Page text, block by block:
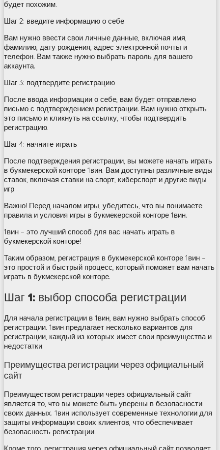
будет похожим.
Шаг 2: введите информацию о себе
Вам нужно ввести свои личные данные, включая имя,
фамилию, дату рождения, адрес электронной почты и
телефон. Вам также нужно выбрать пароль для вашего
аккаунта.
Шаг 3: подтвердите регистрацию
После ввода информации о себе, вам будет отправлено
письмо с подтверждением регистрации. Вам нужно открыть
это письмо и кликнуть на ссылку, чтобы подтвердить
регистрацию.
Шаг 4: начните играть
После подтверждения регистрации, вы можете начать играть
в букмекерской конторе 1вин. Вам доступны различные виды
ставок, включая ставки на спорт, киберспорт и другие виды
игр.
Важно! Перед началом игры, убедитесь, что вы понимаете
правила и условия игры в букмекерской конторе 1вин.
1вин – это лучший способ для вас начать играть в
букмекерской конторе!
Таким образом, регистрация в букмекерской конторе 1вин –
это простой и быстрый процесс, который поможет вам начать
играть в букмекерской конторе.
Шаг 1: выбор способа регистрации
Для начала регистрации в 1вин, вам нужно выбрать способ
регистрации. 1вин предлагает несколько вариантов для
регистрации, каждый из которых имеет свои преимущества и
недостатки.
Преимущества регистрации через официальный
сайт
Преимуществом регистрации через официальный сайт
является то, что вы можете быть уверены в безопасности
своих данных. 1вин использует современные технологии для
защиты информации своих клиентов, что обеспечивает
безопасность регистрации.